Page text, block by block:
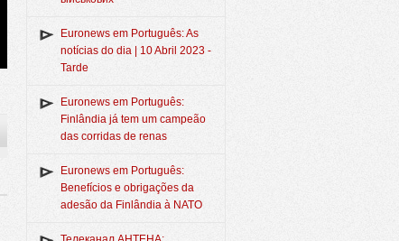
Euronews em Português: As
notícias do dia | 10 Abril 2023 -
Tarde
Euronews em Português:
Finlândia já tem um campeão
das corridas de renas
Euronews em Português:
Benefícios e obrigações da
adesão da Finlândia à NATO